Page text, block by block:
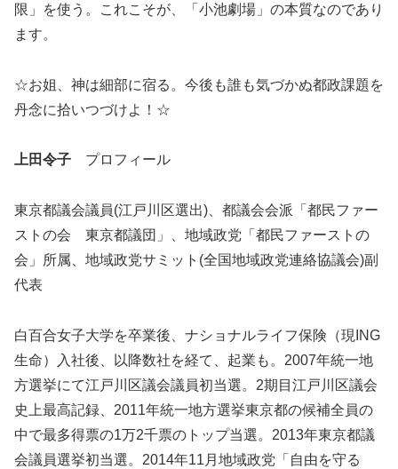
限」を使う。これこそが、「小池劇場」の本質なのであり
ます。
☆お姐、神は細部に宿る。今後も誰も気づかぬ都政課題を
丹念に拾いつづけよ！☆
上田令子 プロフィール
東京都議会議員(江戸川区選出)、都議会会派「都民ファー
ストの会 東京都議団」、地域政党「都民ファーストの
会」所属、地域政党サミット(全国地域政党連絡協議会)副
代表
白百合女子大学を卒業後、ナショナルライフ保険（現ING
生命）入社後、以降数社を経て、起業も。2007年統一地
方選挙にて江戸川区議会議員初当選。2期目江戸川区議会
史上最高記録、2011年統一地方選挙東京都の候補全員の
中で最多得票の1万2千票のトップ当選。2013年東京都議
会議員選挙初当選。2014年11月地域政党「自由を守る